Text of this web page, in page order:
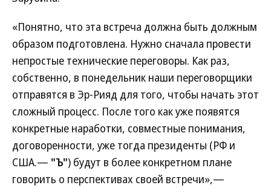
«Понятно, что эта встреча должна быть должным
образом подготовлена. Нужно сначала провести
непростые технические переговоры. Как раз,
собственно, в понедельник наши переговорщики
отправятся в Эр-Рияд для того, чтобы начать этот
сложный процесс. После того как уже появятся
конкретные наработки, совместные понимания,
договоренности, уже тогда президенты (РФ и
США.— "Ъ") будут в более конкретном плане
говорить о перспективах своей встречи»,—